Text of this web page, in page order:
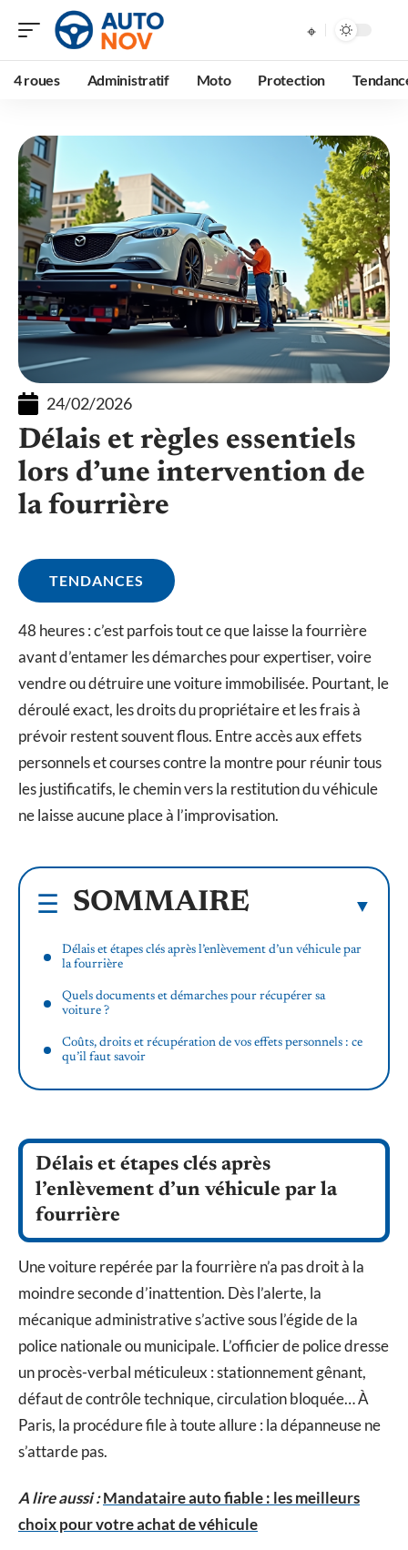
4 roues Administratif Moto Protection
24/02/2026
Délais et règles essentiels
lors d’une intervention de
la fourrière
TENDANCES
48 heures : c’est parfois tout ce que laisse la fourrière
avant d’entamer les démarches pour expertiser, voire
vendre ou détruire une voiture immobilisée. Pourtant, le
déroulé exact, les droits du propriétaire et les frais à
prévoir restent souvent flous. Entre accès aux effets
personnels et courses contre la montre pour réunir tous
les justificatifs, le chemin vers la restitution du véhicule
ne laisse aucune place à l’improvisation.
SOMMAIRE
Délais et étapes clés après l’enlèvement d’un véhicule par
la fourrière
Quels documents et démarches pour récupérer sa
voiture ?
Coûts, droits et récupération de vos effets personnels : ce
qu’il faut savoir
Délais et étapes clés après
l’enlèvement d’un véhicule par la
fourrière
Une voiture repérée par la fourrière n’a pas droit à la
moindre seconde d’inattention. Dès l’alerte, la
mécanique administrative s’active sous l’égide de la
police nationale ou municipale. L’officier de police dresse
un procès-verbal méticuleux : stationnement gênant,
défaut de contrôle technique, circulation bloquée… À
Paris, la procédure file à toute allure : la dépanneuse ne
s’attarde pas.
A lire aussi :Mandataire auto fiable : les meilleurs
choix pour votre achat de véhicule